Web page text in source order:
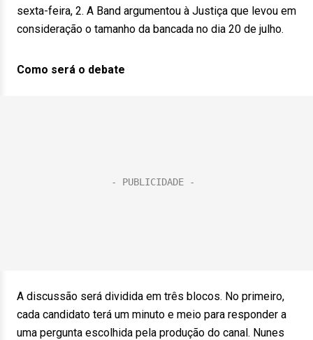
sexta-feira, 2. A Band argumentou à Justiça que levou em
consideração o tamanho da bancada no dia 20 de julho.
Como será o debate
A discussão será dividida em três blocos. No primeiro,
cada candidato terá um minuto e meio para responder a
uma pergunta escolhida pela produção do canal. Nunes